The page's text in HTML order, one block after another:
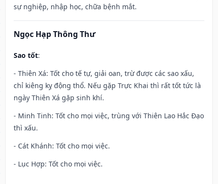
sự nghiệp, nhập học, chữa bệnh mắt.
Ngọc Hạp Thông Thư
Sao tốt:
- Thiên Xá: Tốt cho tế tự, giải oan, trừ được các sao xấu,
chỉ kiêng kỵ động thổ. Nếu gặp Trực Khai thì rất tốt tức là
ngày Thiên Xá gặp sinh khí.
- Minh Tinh: Tốt cho mọi việc, trùng với Thiên Lao Hắc Đạo
thì xấu.
- Cát Khánh: Tốt cho mọi việc.
- Lục Hợp: Tốt cho mọi việc.